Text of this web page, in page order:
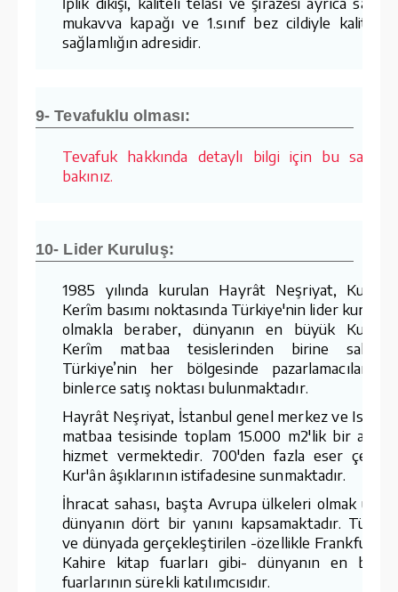
mukavva kapağı ve 1.sınıf bez cildiyle kalite
sağlamlığın adresidir.
9- Tevafuklu olması:
Tevafuk hakkında detaylı bilgi için bu
bakınız.
10- Lider Kuruluş:
1985 yılında kurulan Hayrât Neşriyat, Kur'ân-
Kerîm basımı noktasında Türkiye'nin lider
olmakla beraber, dünyanın en büyük Kur'ân-
Kerîm matbaa tesislerinden birine
Türkiye’nin her bölgesinde pazarlamacıları
binlerce satış noktası bulunmaktadır.
Hayrât Neşriyat, İstanbul genel merkez ve
matbaa tesisinde toplam 15.000 m2'lik bir
hizmet vermektedir. 700'den fazla eser
Kur'ân âşıklarının istifadesine sunmaktadır.
İhracat sahası, başta Avrupa ülkeleri olmak
dünyanın dört bir yanını kapsamaktadır.
ve dünyada gerçekleştirilen -özellikle Frankfurt
Kahire kitap fuarları gibi- dünyanın en
fuarlarının sürekli katılımcısıdır.